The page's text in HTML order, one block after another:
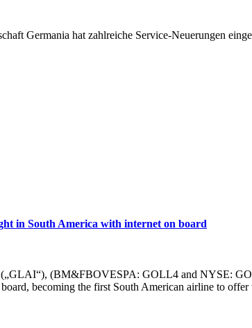
Germania hat zahlreiche Service-Neuerungen
in South America with internet on board
(BM&FBOVESPA: GOLL4 and NYSE:
becoming the first South American airline to